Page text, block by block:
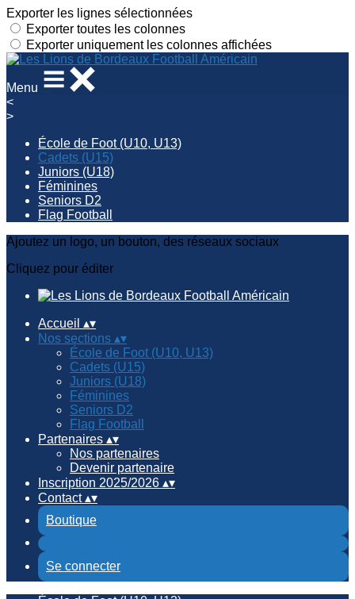
Exporter les lignes sélectionnées
Exporter toutes les colonnes
Exporter uniquement les colonnes affichées
Menu
<
>
École de Foot (U10, U13)
Cadets (U15)
Juniors (U18)
Féminines
Seniors D2
Flag Football
Ajoutez un logo, un bouton, des réseaux sociaux
Cliquez pour éditer
Accueil ▴▾
Nos sections ▴▾
École de Foot (U10, U13)
Cadets (U15)
Juniors (U18)
Féminines
Seniors D2
Flag Football
Partenaires ▴▾
Nos partenaires
Devenir partenaire
Inscription 2025/2026 ▴▾
Contact▴▾
Boutique
Se connecter